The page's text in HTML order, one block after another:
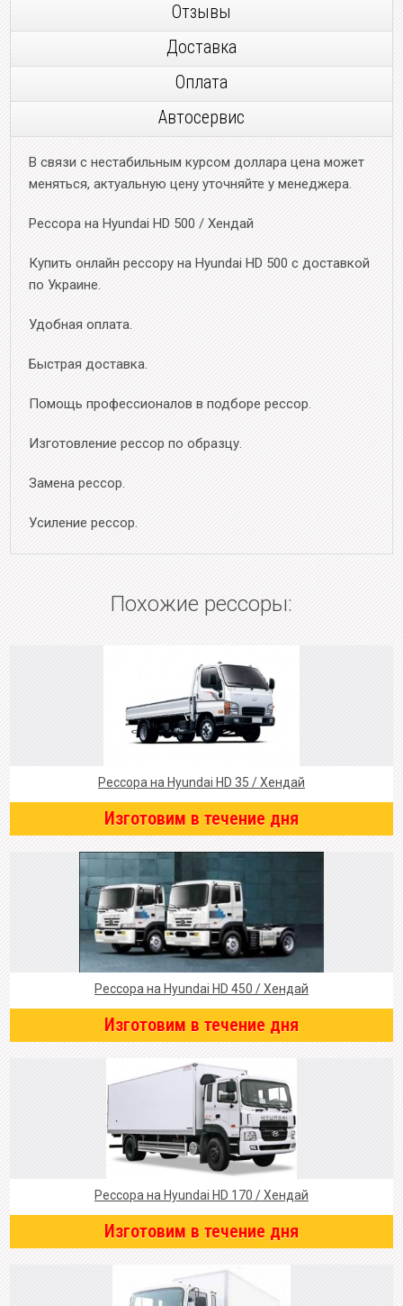
Отзывы
Доставка
Оплата
Автосервис
В связи с нестабильным курсом доллара цена может
меняться, актуальную цену уточняйте у менеджера.
Рессора на Hyundai HD 500 / Хендай
Купить онлайн рессору на Hyundai HD 500 с доставкой
по Украине.
Удобная оплата.
Быстрая доставка.
Помощь профессионалов в подборе рессор.
Изготовление рессор по образцу.
Замена рессор.
Усиление рессор.
Похожие рессоры:
Рессора на Hyundai HD 35 / Хендай
Изготовим в течение дня
Рессора на Hyundai HD 450 / Хендай
Изготовим в течение дня
Рессора на Hyundai HD 170 / Хендай
Изготовим в течение дня